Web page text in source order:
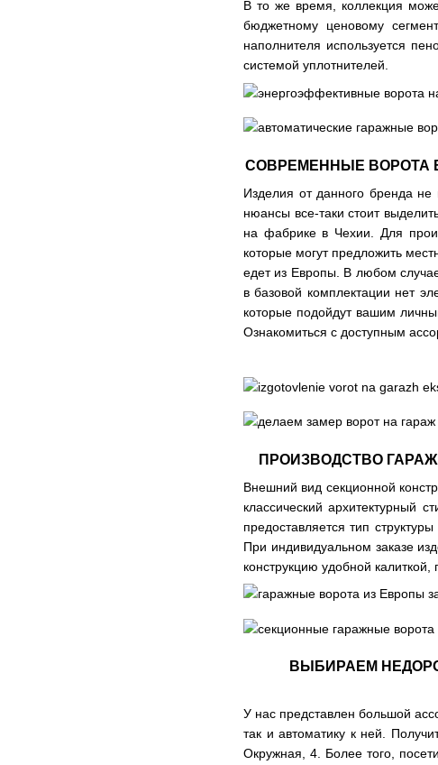
В то же время, коллекция
бюджетному ценовому
наполнителя используется
системой уплотнителей.
СОВРЕМЕННЫЕ ВОРОТА
Изделия от данного бренда не
нюансы все-таки стоит
на фабрике в Чехии. Для
которые могут предложить
едет из Европы. В любом
в базовой комплектации нет
которые подойдут вашим
Ознакомиться с доступным
ПРОИЗВОДСТВО
Внешний вид секционной
классический архитектурный
предоставляется тип
При индивидуальном заказе
конструкцию удобной
ВЫБИРАЕМ
У нас представлен большой
так и автоматику к ней.
Окружная, 4. Более того,